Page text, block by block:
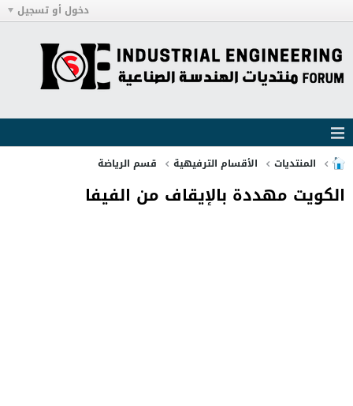
دخول أو تسجيل
المنتديات الأقسام الترفيهية قسم الرياضة
الكويت مهددة بالإيقاف من الفيفا